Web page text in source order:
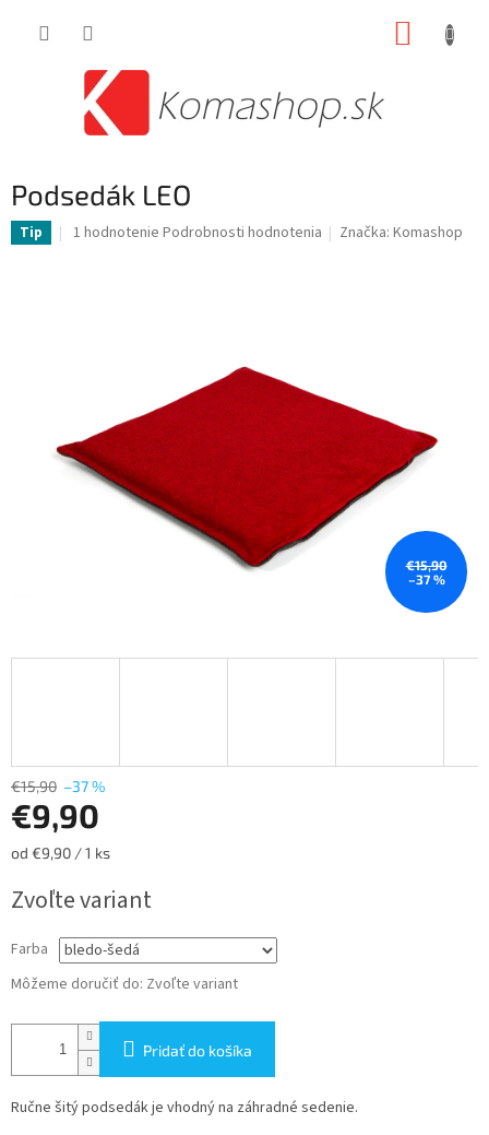
Podsedák LEO
Tip
Priemerné
1 hodnotenie Podrobnosti hodnotenia Značka:Komashop
€15,90
–37 %
€15,90 –37 %
€9,90
Jednotková
od €9,90 / 1 ks
Zvoľte variant
Farba
Môžeme doručiť do: Zvoľte variant
Pridať do košíka
Ručne šitý podsedák je vhodný na záhradné sedenie.